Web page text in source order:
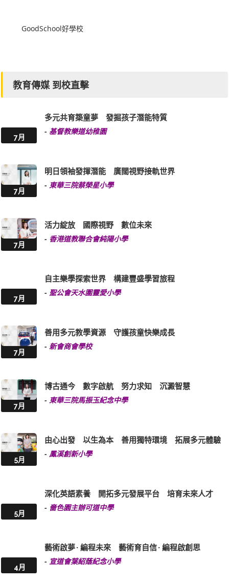
GoodSchool好學校
教育傳媒 到校直擊
7月
多元共育築童夢 發掘孩子潛能特質
- 基督教樂道幼稚園
7月
明日領袖發揮潛能 廣闊視野接軌世界
- 東華三院蔡榮星小學
7月
活力綻放 國際視野 數位未來
- 香港道教聯合會純陽小學
7月
自主樂學探索世界 構建豐盛學習旅程
- 聖公會天水圍靈愛小學
7月
善用多元教學資源 守護孩童快樂成長
- 新會商會學校
7月
博古通今 數字啟航 努力求知 沉澱智慧
- 東華三院馬振玉紀念中學
5月
由心出發 以生為本 善用獨特環境 拓展多元體驗
- 鳳溪創新小學
5月
深化英語素養 開拓多元發展平台 培育未來人才
- 嗇色園主辦可道中學
4月
藝術啟夢 · 編程未來 藝術育自信 · 編程啟創思
- 宣道會葉紹蔭紀念小學